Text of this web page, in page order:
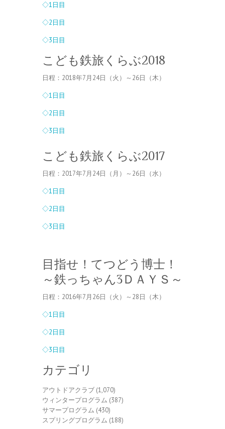
◇1日目
◇2日目
◇3日目
こども鉄旅くらぶ2018
日程：2018年7月24日（火）～26日（木）
◇1日目
◇2日目
◇3日目
こども鉄旅くらぶ2017
日程：2017年7月24日（月）～26日（水）
◇1日目
◇2日目
◇3日目
目指せ！てつどう博士！
～鉄っちゃん3ＤＡＹＳ～
日程：2016年7月26日（火）～28日（木）
◇1日目
◇2日目
◇3日目
カテゴリ
アウトドアクラブ (1,070)
ウィンタープログラム (387)
サマープログラム (430)
スプリングプログラム (188)